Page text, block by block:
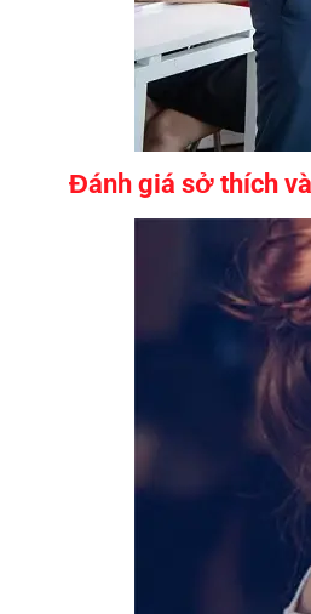
Đánh giá sở thích